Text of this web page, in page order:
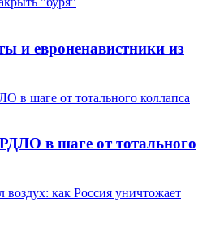
и евроненавистники из
в шаге от тотального